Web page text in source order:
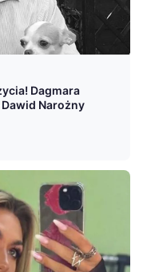
Dagmara
Narożny